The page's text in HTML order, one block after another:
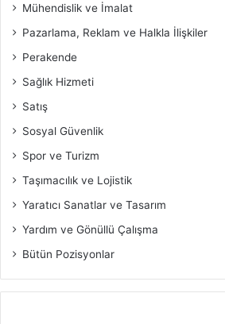
Mühendislik ve İmalat
Pazarlama, Reklam ve Halkla İlişkiler
Perakende
Sağlık Hizmeti
Satış
Sosyal Güvenlik
Spor ve Turizm
Taşımacılık ve Lojistik
Yaratıcı Sanatlar ve Tasarım
Yardım ve Gönüllü Çalışma
Bütün Pozisyonlar